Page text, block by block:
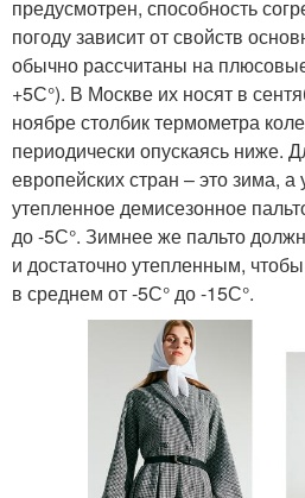
предусмотрен, способность
погоду зависит от свойств
обычно рассчитаны на
+5С°). В Москве их носят в
ноябре столбик термометра
периодически опускаясь ниже.
европейских стран – это зима, а
утепленное демисезонное
до -5С°. Зимнее же пальто
и достаточно утепленным,
в среднем от -5С° до -15С°.